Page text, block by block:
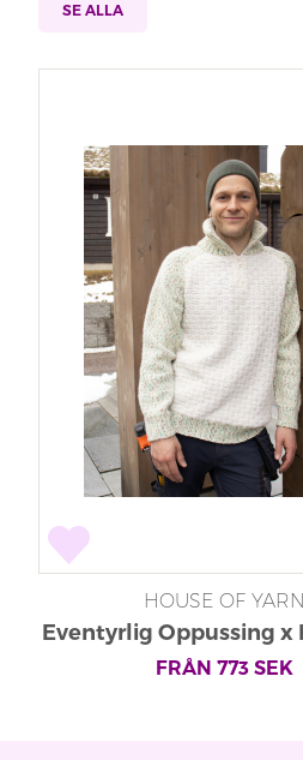
SE ALLA
HOUSE OF YARN
Eventyrlig Oppussing x
Zip Tröja 486-04
FRÅN 773SEK